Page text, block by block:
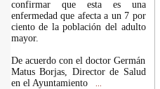
confirmar que esta es una
enfermedad que afecta a un 7 por
ciento de la población del adulto
mayor.
De acuerdo con el doctor Germán
Matus Borjas, Director de Salud
en el Ayuntamiento